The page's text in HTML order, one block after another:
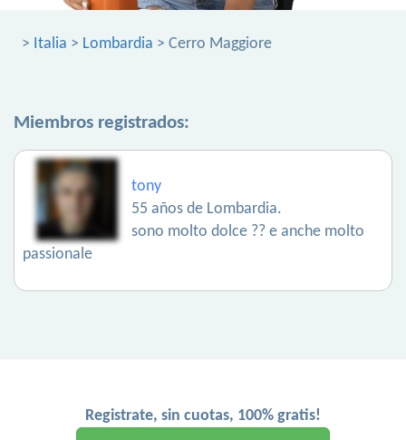
> Italia > Lombardia > Cerro Maggiore
Miembros registrados:
tony
55 años de Lombardia.
sono molto dolce ?? e anche molto
passionale
Registrate, sin cuotas, 100% gratis!